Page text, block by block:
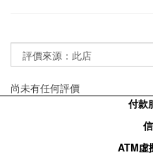
尚未有任何評價
付款
ATM虛